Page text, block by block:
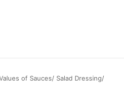
of Sauces/ Salad Dressing/